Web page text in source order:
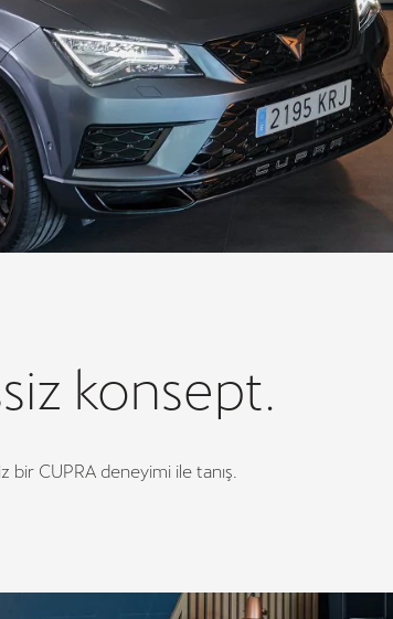
konsept.
bir CUPRA deneyimi ile tanış.